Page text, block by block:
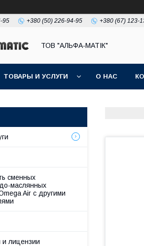
95 +380 (50) 226-94-95 +380 (67) 123-
ТОВ "АЛЬФА-МАТІК"
ТОВАРЫ И УСЛУГИ О НАС
сменных
маслянных
Air с другими
лицензии